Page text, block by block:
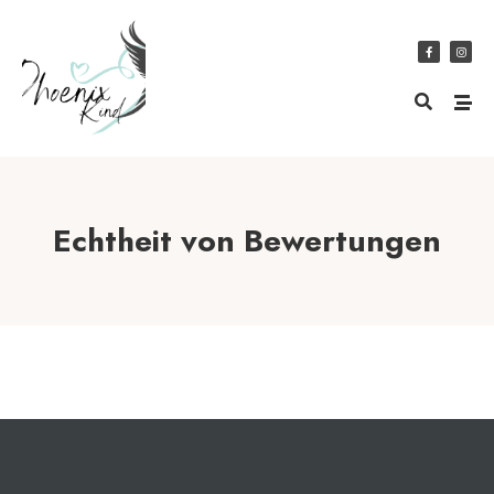
Echtheit von Bewertungen